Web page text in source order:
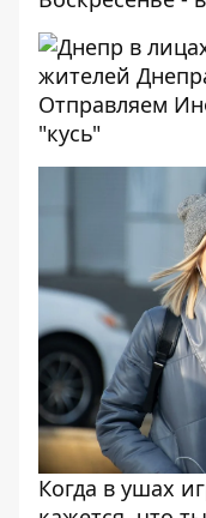
Отправляем
"кусь"
Когда в ушах